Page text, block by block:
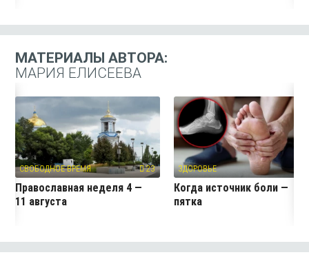
МАТЕРИАЛЫ АВТОРА:
МАРИЯ ЕЛИСЕЕВА
СВОБОДНОЕ ВРЕМЯ 23
Православная неделя 4 —
11 августа
ЗДОРОВЬЕ
Когда источник боли —
пятка